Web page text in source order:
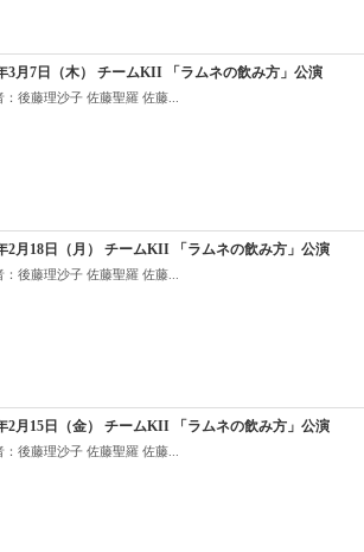
3月7日（木） チームKII 「ラムネの飲み方」公演
：後藤理沙子 佐藤聖羅 佐藤...
2月18日（月） チームKII 「ラムネの飲み方」公演
：後藤理沙子 佐藤聖羅 佐藤...
2月15日（金） チームKII 「ラムネの飲み方」公演
：後藤理沙子 佐藤聖羅 佐藤...